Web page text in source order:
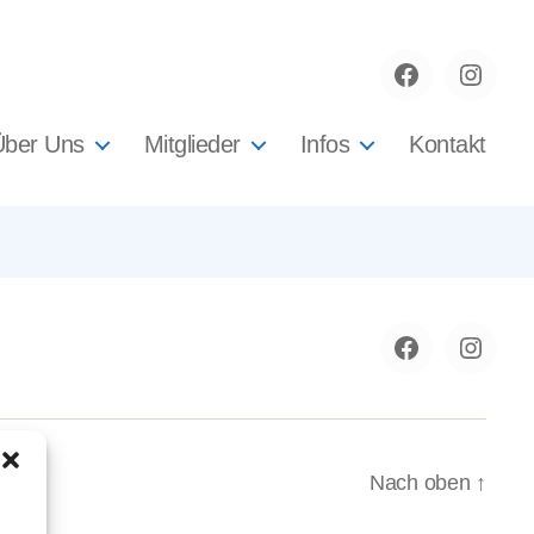
Facebook
Uns Mitglieder Infos Kontakt
Facebook
Nach oben ↑